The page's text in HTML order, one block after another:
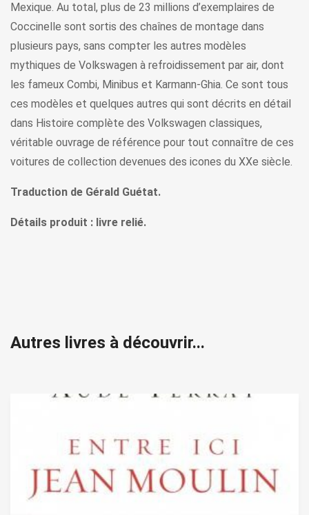
Mexique. Au total, plus de 23 millions d’exemplaires de
Coccinelle sont sortis des chaînes de montage dans
plusieurs pays, sans compter les autres modèles
mythiques de Volkswagen à refroidissement par air, dont
les fameux Combi, Minibus et Karmann-Ghia. Ce sont tous
ces modèles et quelques autres qui sont décrits en détail
dans Histoire complète des Volkswagen classiques,
véritable ouvrage de référence pour tout connaître de ces
voitures de collection devenues des icones du XXe siècle.
Traduction de Gérald Guétat.
Détails produit : livre relié.
Autres livres à découvrir...